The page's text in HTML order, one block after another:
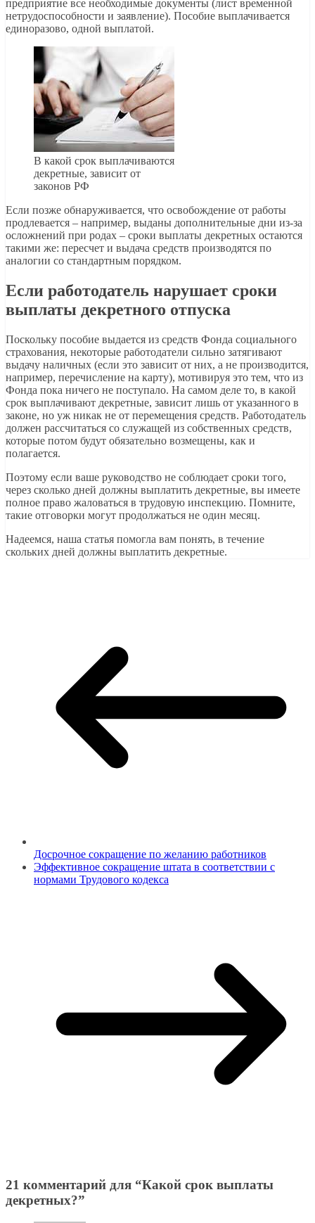
предприятие все необходимые документы (лист временной
нетрудоспособности и заявление). Пособие выплачивается
единоразово, одной выплатой.
В какой срок выплачиваются
декретные, зависит от
законов РФ
Если позже обнаруживается, что освобождение от работы
продлевается – например, выданы дополнительные дни из-за
осложнений при родах – сроки выплаты декретных остаются
такими же: пересчет и выдача средств производятся по
аналогии со стандартным порядком.
Если работодатель нарушает сроки
выплаты декретного отпуска
Поскольку пособие выдается из средств Фонда социального
страхования, некоторые работодатели сильно затягивают
выдачу наличных (если это зависит от них, а не производится,
например, перечисление на карту), мотивируя это тем, что из
Фонда пока ничего не поступало. На самом деле то, в какой
срок выплачивают декретные, зависит лишь от указанного в
законе, но уж никак не от перемещения средств. Работодатель
должен рассчитаться со служащей из собственных средств,
которые потом будут обязательно возмещены, как и
полагается.
Поэтому если ваше руководство не соблюдает сроки того,
через сколько дней должны выплатить декретные, вы имеете
полное право жаловаться в трудовую инспекцию. Помните,
такие отговорки могут продолжаться не один месяц.
Надеемся, наша статья помогла вам понять, в течение
скольких дней должны выплатить декретные.
Досрочное сокращение по желанию работников
Эффективное сокращение штата в соответствии с
нормами Трудового кодекса
21 комментарий для “Какой срок выплаты
декретных?”